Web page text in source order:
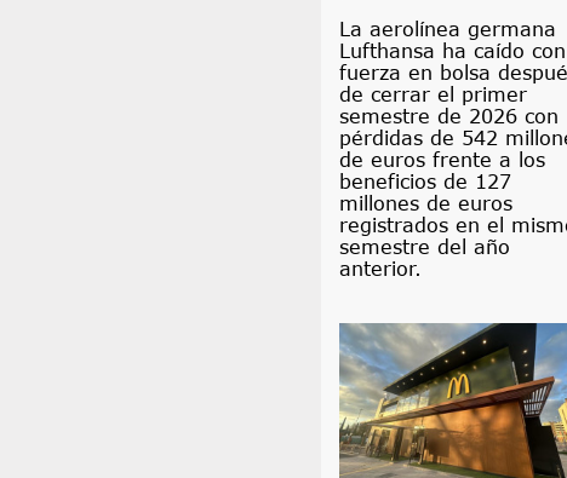
La aerolínea germana
Lufthansa ha caído con
fuerza en bolsa
de cerrar el primer
semestre de 2026 con
pérdidas de 542
de euros frente a los
beneficios de 127
millones de euros
registrados en el
semestre del año
anterior.